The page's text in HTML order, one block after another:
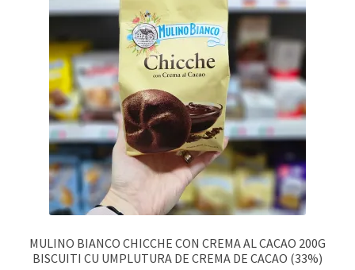
MULINO BIANCO CHICCHE CON CREMA AL CACAO 200G
BISCUITI CU UMPLUTURA DE CREMA DE CACAO (33%)